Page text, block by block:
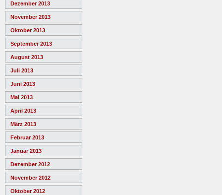
Dezember 2013
November 2013
Oktober 2013
September 2013
August 2013
Juli 2013
Juni 2013
Mai 2013
April 2013
März 2013
Februar 2013
Januar 2013
Dezember 2012
November 2012
Oktober 2012